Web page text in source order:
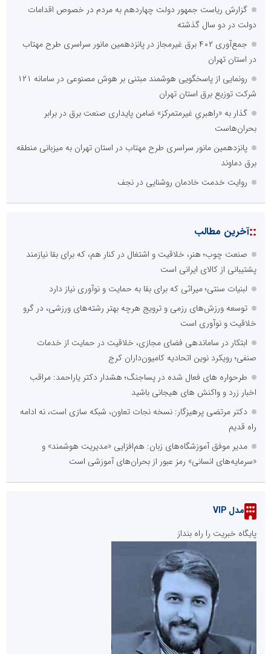
گزارش ریاست جمهور دولت چهاردهم به مردم در خصوص اقدامات
دولت در دو سال گذشته
جمع‌آوری ۴۰۲ برق غیرمجاز در پانزدهمین مانور سراسری طرح مهتاب
در استان تهران
رونمایی از پاسخگویی هوشمند مبتنی بر هوش مصنوعی در سامانه ۱۲۱
شرکت توزیع برق استان تهران
گذار به «راهبریِ غیرمتمرکز» ضامن پایداری صنعت برق در برابر
بحران‌هاست
پانزدهمین مانور سراسری طرح مهتاب در استان تهران به میزبانی منطقه
برق دماوند
روایت خدمت خادمان روشنایی در نجف
::آخرین مطالب
صنعت چوب؛ هنر، خلاقیت و اشتغال در کنار هم، که برای بقا نیازمند
پشتیبانی از کالای ایرانی است
لبنیات سنتی؛ میراثی که برای بقا به حمایت و نوآوری نیاز دارد
توسعه ورزش‌های رزمی و ترویج هرچه بهتر رشته‌های ورزشی، در گرو
خلاقیت و نوآوری است
ابتکار در ساماندهی فضای مجازی، خلاقیت در حمایت از خدمات
صنفی؛ رویکرد نوین اتحادیه کامیون‌داران کرج
طرحواره های فعال شده در پساجنگ؛ هشدار دکتر یاراحمد: مراقب
اخبار زرد و واکنش های هیجانی باشید
دکتر مرتضی پرهیزگار: نسخه نجات تعاون، شبکه سازی است، نه ادامه
راه قدیم
مدیر موفق آموزشگاه‌های زبان: هم‌افزایی «مدیریت هوشمند» و
«سرمایه‌های انسانی» رمز عبور از بحران‌های آموزشی است
مدل VIP
پایگاه خبریت را راه بنداز